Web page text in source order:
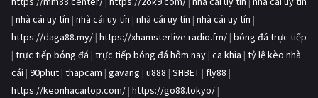
| nhà cái uy tín | nhà cái uy tín | nhà cái uy tín | nhà cái uy tín |
https://daga88.my/ | https://xhamsterlive.radio.fm/ | bóng đá trực tiếp
| trực tiếp bóng đá | trực tiếp bóng đá hôm nay | ca khia | tỷ lệ kèo nhà
cái | 90phut | thapcam | gavang | u888 | SHBET | fly88 |
https://keonhacaitop.com/ | https://go88.tokyo/ |